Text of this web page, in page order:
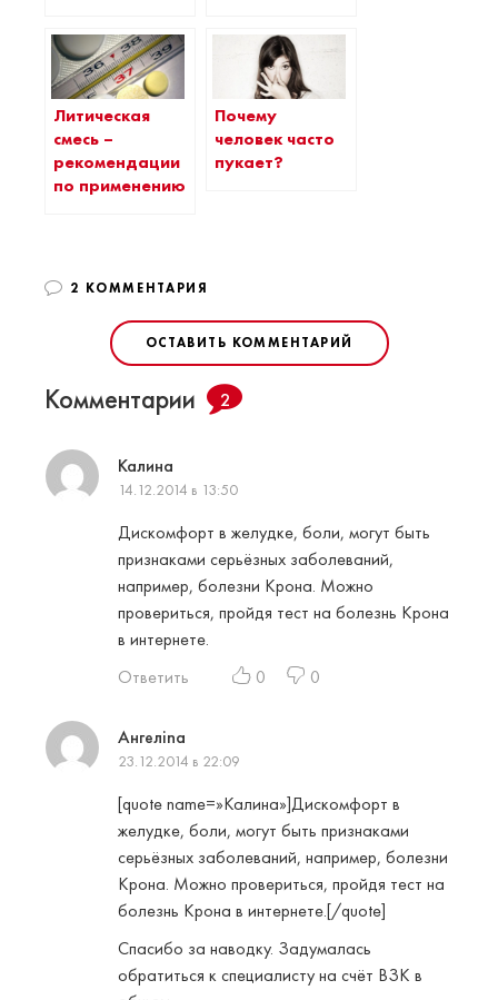
Литическая
смесь –
рекомендации
по применению
Почему
человек часто
пукает?
2 КОММЕНТАРИЯ
ОСТАВИТЬ КОММЕНТАРИЙ
Комментарии 2
Калина
14.12.2014 в 13:50
Дискомфорт в желудке, боли, могут быть
признаками серьёзных заболеваний,
например, болезни Крона. Можно
провериться, пройдя тест на болезнь Крона
в интернете.
Ответить
0 0
Ангелina
23.12.2014 в 22:09
[quote name=»Калина»]Дискомфорт в
желудке, боли, могут быть признаками
серьёзных заболеваний, например, болезни
Крона. Можно провериться, пройдя тест на
болезнь Крона в интернете.[/quote]
Спасибо за наводку. Задумалась
обратиться к специалисту на счёт ВЗК в